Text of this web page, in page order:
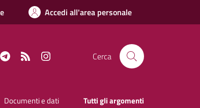
Accedi all'area personale
TelegramRSS Cerca
Documenti e dati Tutti gli argomenti